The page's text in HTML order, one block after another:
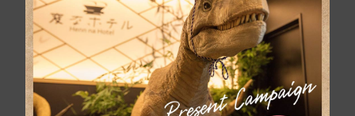
変なホテル東京 浜松町 カスタマーセンター
050-5894-3781
よくある質問宿泊約款
カスタマーハラスメントに対する基本方針